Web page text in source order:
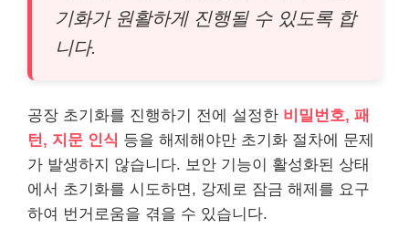
기화가 원활하게 진행될 수 있도록 합
니다.
공장 초기화를 진행하기 전에 설정한 비밀번호, 패
턴, 지문 인식 등을 해제해야만 초기화 절차에 문제
가 발생하지 않습니다. 보안 기능이 활성화된 상태
에서 초기화를 시도하면, 강제로 잠금 해제를 요구
하여 번거로움을 겪을 수 있습니다.